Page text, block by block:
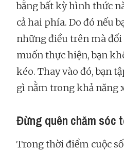
bằng bất kỳ hình thức
cả hai phía. Do đó nếu
những điều trên mà
muốn thực hiện, bạn
kéo. Thay vào đó, bạn
gì nằm trong khả năng
Đừng quên chăm sóc
Trong thời điểm cuộc